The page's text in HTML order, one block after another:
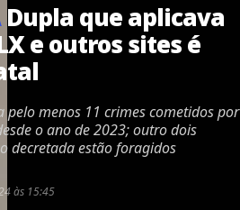
Dupla que aplicava
e outros sites é
pelo menos 11 crimes cometidos por
o ano de 2023; outro dois
decretada estão foragidos
às 15:45